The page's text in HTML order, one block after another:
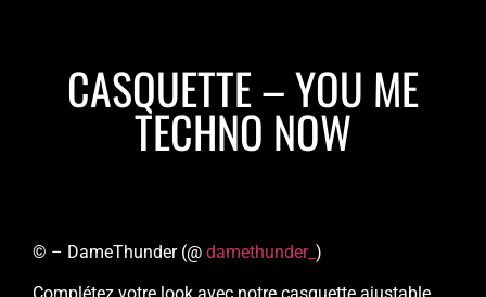
CASQUETTE – YOU ME
TECHNO NOW
© – DameThunder (@ damethunder_ )